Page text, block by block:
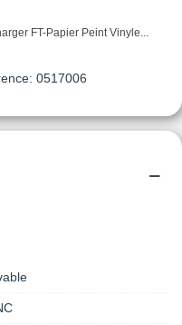
FT-Papier Peint Vinyle...
0517006